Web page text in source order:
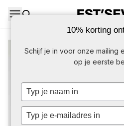
10% korting
Schijf je in voor onze mailing
op je eerste
Typ
naam
Typ